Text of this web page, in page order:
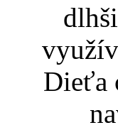
Dieťa